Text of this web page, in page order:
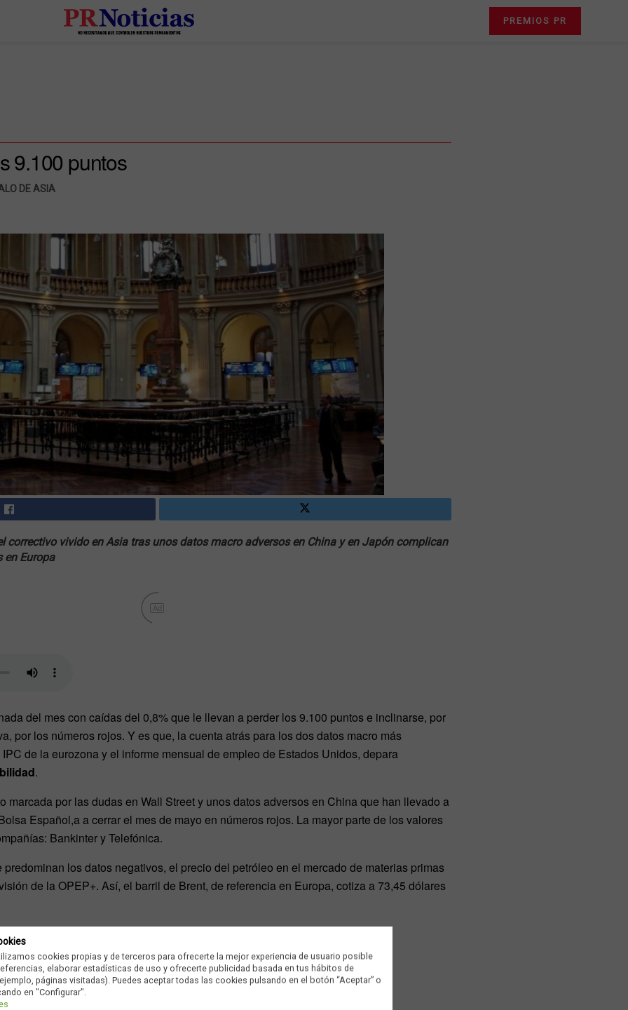
PREMIOS PR
9.100 puntos
DE ASIA
correctivo vivido en Asia tras unos datos macro adversos en China y en Japón complican
en Europa
Ad
del mes con caídas del 0,8% que le llevan a perder los 9.100 puntos e inclinarse, por
por los números rojos. Y es que, la cuenta atrás para los dos datos macro más
de la eurozona y el informe mensual de empleo de Estados Unidos, depara
.
marcada por las dudas en Wall Street y unos datos adversos en China que han llevado a
Español,a a cerrar el mes de mayo en números rojos. La mayor parte de los valores
Bankinter y Telefónica.
los datos negativos, el precio del petróleo en el mercado de materias primas
de la OPEP+. Así, el barril de Brent, de referencia en Europa, cotiza a 73,45 dólares
Ad
cookies propias y de terceros para ofrecerte la mejor experiencia de usuario posible
elaborar estadísticas de uso y ofrecerte publicidad basada en tus hábitos de
páginas visitadas). Puedes aceptar todas las cookies pulsando en el botón “Aceptar” o
en "Configurar".